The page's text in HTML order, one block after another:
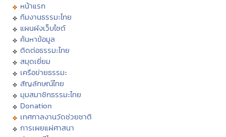
หน้าแรก
ทีมงานธรรมะไทย
แผนผังเว็บไซต์
ค้นหาข้อมูล
ติดต่อธรรมะไทย
สมุดเยี่ยม
เครือข่ายธรรมะ
สัญลักษณ์ไทย
มุมสมาชิกธรรมะไทย
Donation
เทศกาลงานวัดช่วยชาติ
การเผยแผ่ศาสนา